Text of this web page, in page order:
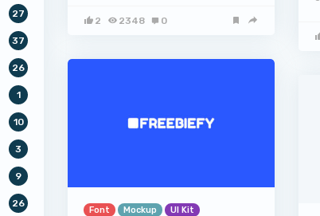
2 2348 0
Font Mockup
UI Kit
27
37
26
1
10
3
9
26